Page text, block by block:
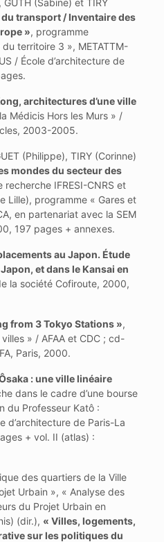
transport / Inventaire des
», programme
territoire 3 », METATTM-
/ École d’architecture de
architectures d’une ville
Médicis Hors les Murs » /
2003-2005.
(Philippe), TIRY (Corinne)
mondes du secteur des
recherche IFRESI-CNRS et
Lille), programme « Gares et
en partenariat avec la SEM
197 pages + annexes.
au Japon. Étude
et dans le Kansai en
la société Cofiroute, 2000,
from 3 Tokyo Stations »,
» / AFAA et CDC ; cd-
Paris, 2000.
: une ville linéaire
dans le cadre d’une bourse
du Professeur Katô :
d’architecture de Paris-La
+ vol. II (atlas) :
des quartiers de la Ville
Urbain », « Analyse des
du Projet Urbain en
(dir.), « Villes, logements,
sur les politiques du